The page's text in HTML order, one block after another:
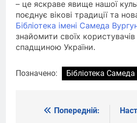
– це яскраве явище нашої
поєднує вікові традиції та
Бібліотека імені Самеда
знайомити своїх
спадщиною України.
Позначено: Бібліотека
НавігаціяПопередній: